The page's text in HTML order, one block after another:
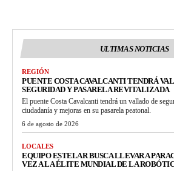
ULTIMAS NOTICIAS
REGIÓN
PUENTE COSTA CAVALCANTI TENDRÁ
SEGURIDAD Y PASARELA REVITALIZADA
El puente Costa Cavalcanti tendrá un vallado de
ciudadanía y mejoras en su pasarela peatonal.
6 de agosto de 2026
LOCALES
EQUIPO ESTELAR BUSCA LLEVAR A
VEZ A LA ÉLITE MUNDIAL DE LA